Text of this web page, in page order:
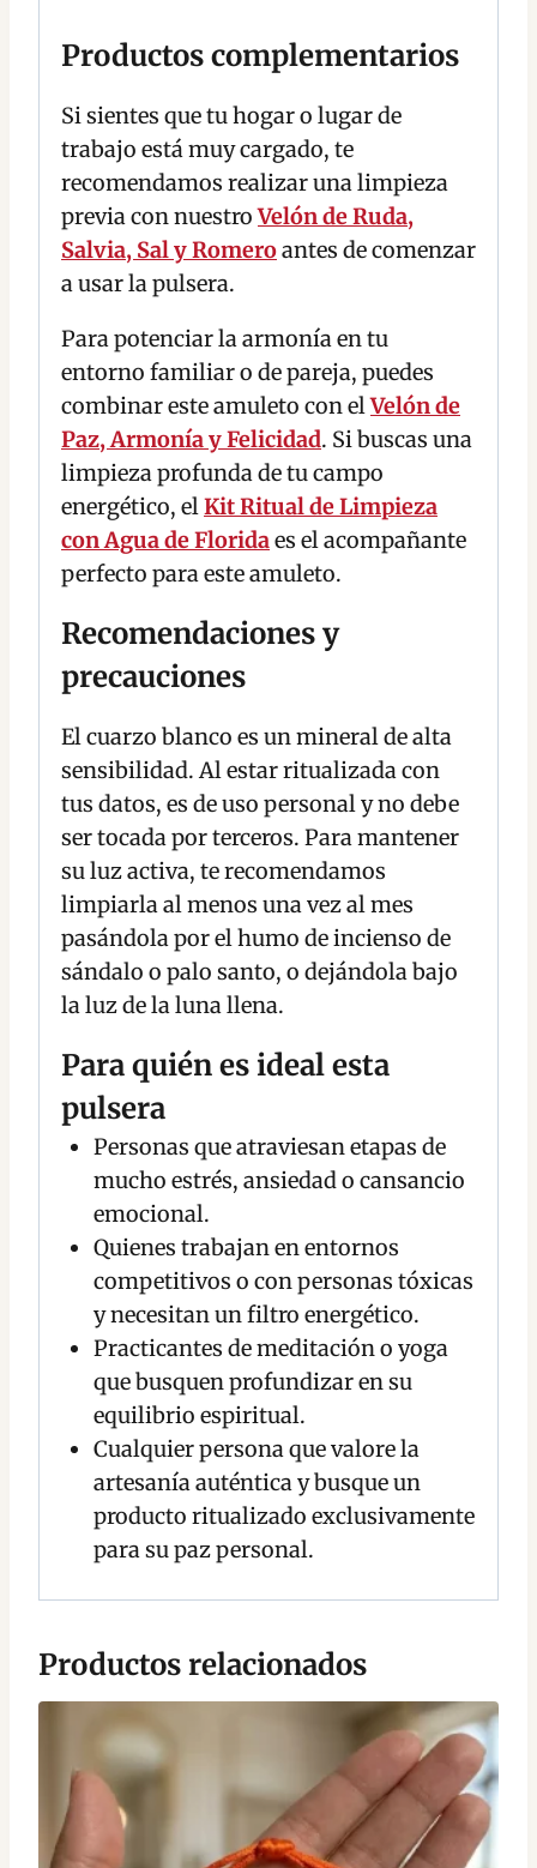
Productos complementarios
Si sientes que tu hogar o lugar de
trabajo está muy cargado, te
recomendamos realizar una limpieza
previa con nuestroVelón de Ruda,
Salvia, Sal y Romeroantes de comenzar
a usar la pulsera.
Para potenciar la armonía en tu
entorno familiar o de pareja, puedes
combinar este amuleto con elVelón de
Paz, Armonía y Felicidad. Si buscas una
limpieza profunda de tu campo
energético, el Kit Ritual de Limpieza
con Agua de Florida es el acompañante
perfecto para este amuleto.
Recomendaciones y
precauciones
El cuarzo blanco es un mineral de alta
sensibilidad. Al estar ritualizada con
tus datos, es de uso personal y no debe
ser tocada por terceros. Para mantener
su luz activa, te recomendamos
limpiarla al menos una vez al mes
pasándola por el humo de incienso de
sándalo o palo santo, o dejándola bajo
la luz de la luna llena.
Para quién es ideal esta
pulsera
Personas que atraviesan etapas de
mucho estrés, ansiedad o cansancio
emocional.
Quienes trabajan en entornos
competitivos o con personas tóxicas
y necesitan un filtro energético.
Practicantes de meditación o yoga
que busquen profundizar en su
equilibrio espiritual.
Cualquier persona que valore la
artesanía auténtica y busque un
producto ritualizado exclusivamente
para su paz personal.
Productos relacionados